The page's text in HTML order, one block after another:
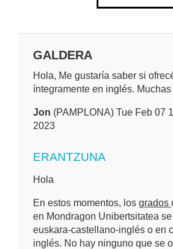
GALDERA
Hola, Me gustaría saber si
íntegramente en inglés.
Jon (PAMPLONA) Tue Feb 07
2023
ERANTZUNA
Hola
En estos momentos, los grados
en Mondragon Unibertsitatea
euskara-castellano-inglés o en
inglés. No hay ninguno que se